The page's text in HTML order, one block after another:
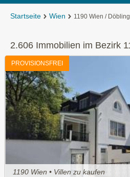
Startseite Wien
1190 Wien / Döbling
2.606 Immobilien im Bezirk
PROVISIONSFREI
1190 Wien • Villen zu kaufen